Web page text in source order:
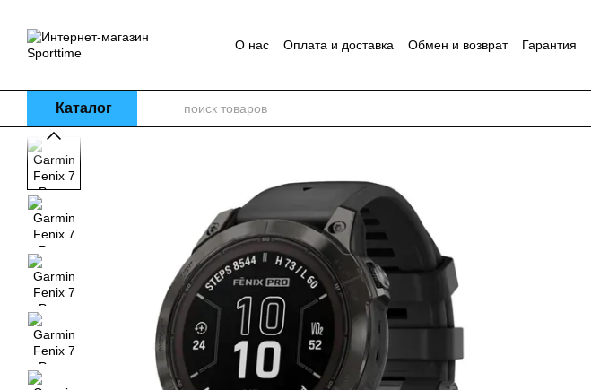
О нас Оплата и доставка Обмен и возврат Гарантия
Каталог